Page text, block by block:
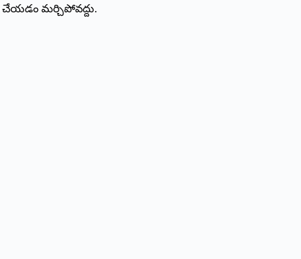
మర్చిపోవద్దు.